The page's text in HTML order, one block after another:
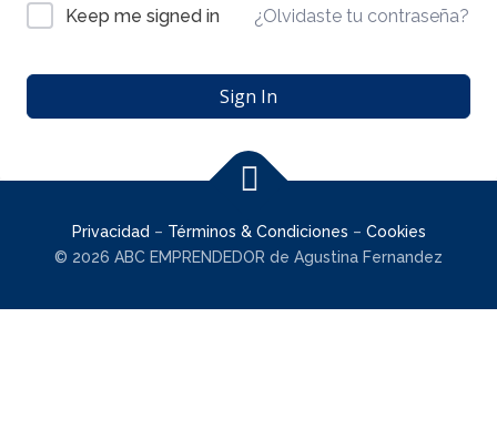
Keep me signed in ¿Olvidaste tu contraseña?
Sign In
Privacidad – Términos & Condiciones – Cookies
© 2026 ABC EMPRENDEDOR de Agustina Fernandez